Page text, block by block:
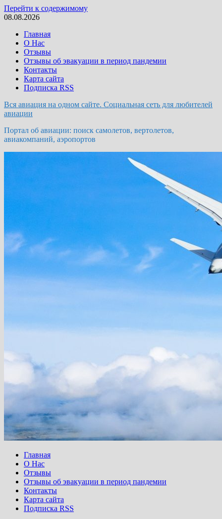
Перейти к содержимому
08.08.2026
Главная
О Нас
Отзывы
Отзывы об эвакуации в период пандемии
Контакты
Карта сайта
Подписка RSS
Вся авиация на одном сайте. Социальная сеть для любителей
авиации
Портал об авиации: поиск самолетов, вертолетов,
авиакомпаний, аэропортов
Главная
О Нас
Отзывы
Отзывы об эвакуации в период пандемии
Контакты
Карта сайта
Подписка RSS